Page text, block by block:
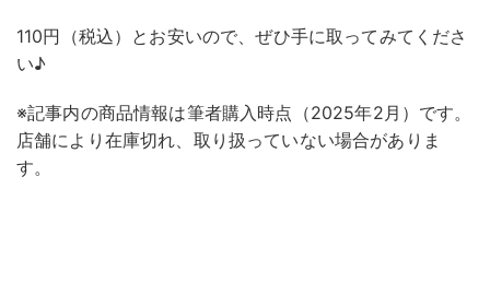
110円（税込）とお安いので、ぜひ手に取ってみてくださ
い♪
※記事内の商品情報は筆者購入時点（2025年2月）です。
店舗により在庫切れ、取り扱っていない場合がありま
す。